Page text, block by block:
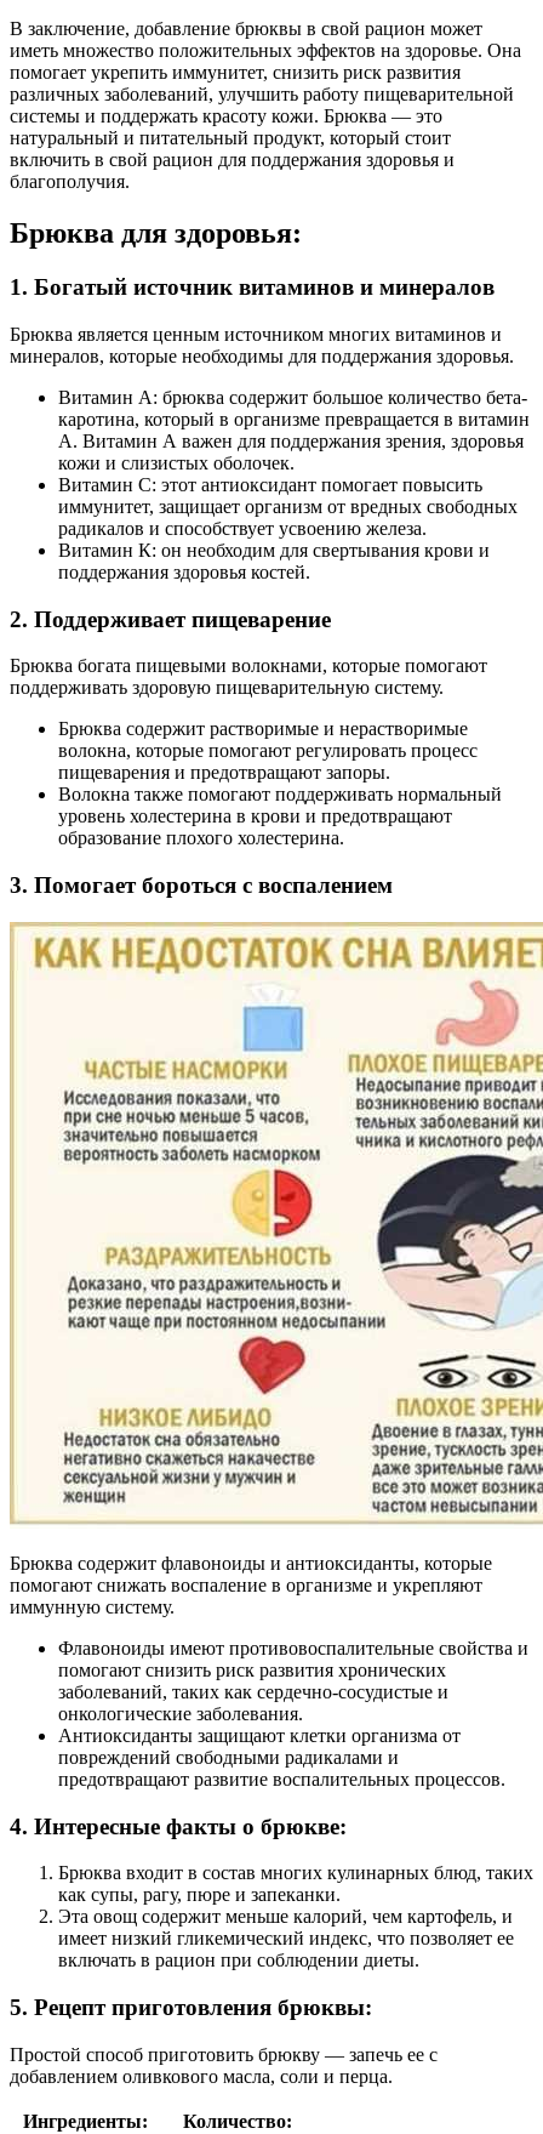
В заключение, добавление брюквы в свой рацион может
иметь множество положительных эффектов на здоровье. Она
помогает укрепить иммунитет, снизить риск развития
различных заболеваний, улучшить работу пищеварительной
системы и поддержать красоту кожи. Брюква — это
натуральный и питательный продукт, который стоит
включить в свой рацион для поддержания здоровья и
благополучия.
Брюква для здоровья:
1. Богатый источник витаминов и минералов
Брюква является ценным источником многих витаминов и
минералов, которые необходимы для поддержания здоровья.
Витамин А: брюква содержит большое количество бета-
каротина, который в организме превращается в витамин
А. Витамин А важен для поддержания зрения, здоровья
кожи и слизистых оболочек.
Витамин С: этот антиоксидант помогает повысить
иммунитет, защищает организм от вредных свободных
радикалов и способствует усвоению железа.
Витамин К: он необходим для свертывания крови и
поддержания здоровья костей.
2. Поддерживает пищеварение
Брюква богата пищевыми волокнами, которые помогают
поддерживать здоровую пищеварительную систему.
Брюква содержит растворимые и нерастворимые
волокна, которые помогают регулировать процесс
пищеварения и предотвращают запоры.
Волокна также помогают поддерживать нормальный
уровень холестерина в крови и предотвращают
образование плохого холестерина.
3. Помогает бороться с воспалением
Брюква содержит флавоноиды и антиоксиданты, которые
помогают снижать воспаление в организме и укрепляют
иммунную систему.
Флавоноиды имеют противовоспалительные свойства и
помогают снизить риск развития хронических
заболеваний, таких как сердечно-сосудистые и
онкологические заболевания.
Антиоксиданты защищают клетки организма от
повреждений свободными радикалами и
предотвращают развитие воспалительных процессов.
4. Интересные факты о брюкве:
Брюква входит в состав многих кулинарных блюд, таких
как супы, рагу, пюре и запеканки.
Эта овощ содержит меньше калорий, чем картофель, и
имеет низкий гликемический индекс, что позволяет ее
включать в рацион при соблюдении диеты.
5. Рецепт приготовления брюквы:
Простой способ приготовить брюкву — запечь ее с
добавлением оливкового масла, соли и перца.
Ингредиенты: Количество: